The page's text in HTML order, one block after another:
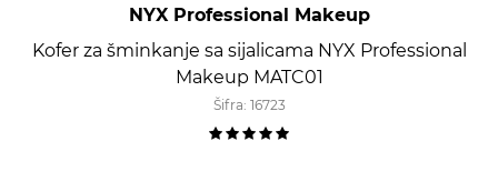
NYX Professional Makeup
Kofer za šminkanje sa sijalicama NYX Professional
Makeup MATC01
Šifra: 16723